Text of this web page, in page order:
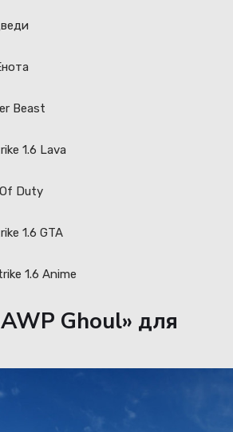
Beast
1.6 Lava
Of Duty
1.6 GTA
1.6 Anime
Ghoul» для